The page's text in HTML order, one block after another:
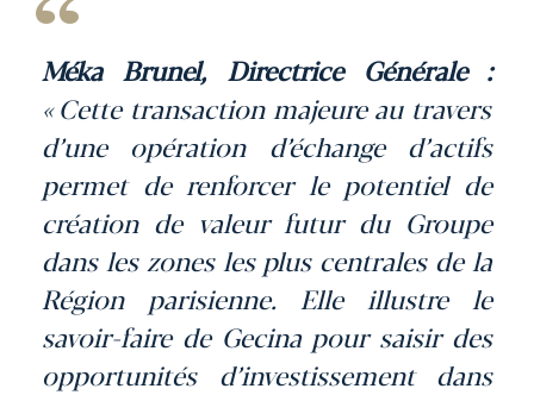
Méka Brunel, Directrice Générale :
« Cette transaction majeure au travers
d’une opération d’échange d’actifs
permet de renforcer le potentiel de
création de valeur futur du Groupe
dans les zones les plus centrales de la
Région parisienne. Elle illustre le
savoir-faire de Gecina pour saisir des
opportunités d’investissement dans